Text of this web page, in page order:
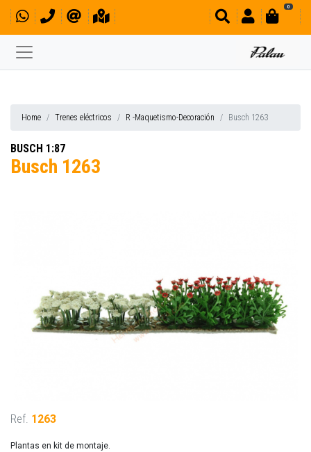
0
Home Trenes eléctricos R -Maquetismo-Decoración Busch 1263
BUSCH 1:87
Busch 1263
Ref. 1263
Plantas en kit de montaje.